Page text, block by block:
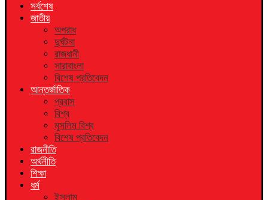
সর্বশেষ
জাতীয়
অপরাধ
দুর্ঘটনা
রাজধানী
সারাবাংলা
বিশেষ প্রতিবেদন
আন্তর্জাতিক
প্রবাস
বিশ্ব
মুসলিম বিশ্ব
বিশেষ প্রতিবেদন
রাজনীতি
অর্থনীতি
শিক্ষা
ধর্ম
ইসলাম